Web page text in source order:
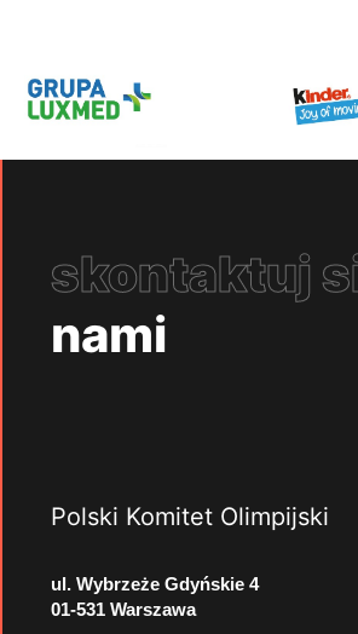
skontaktuj
nami
Polski Komitet Olimpijski
ul. Wybrzeże Gdyńskie 4
01-531 Warszawa